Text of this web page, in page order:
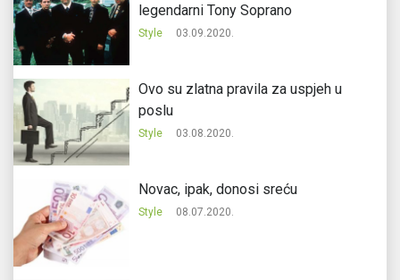
legendarni Tony Soprano
Style 03.09.2020.
Ovo su zlatna pravila za uspjeh u
poslu
Style 03.08.2020.
Novac, ipak, donosi sreću
Style 08.07.2020.